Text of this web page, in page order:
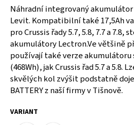
Náhradní integrovaný
Levit. Kompatibilní také 17,5Ah
pro Crussis řady 5.7, 5.8, 7.7 a 7.8,
akumulátory Lectron.Ve většině
používají také verze akumulátoru
(468Wh), jak Crussis řad 5.7 a 5.8.
skvělých kol zvýšit podstatně
BATTERY z naší firmy v Tišnově.
VARIANT
HĽADAŤ
O
d
p
o
r
ú